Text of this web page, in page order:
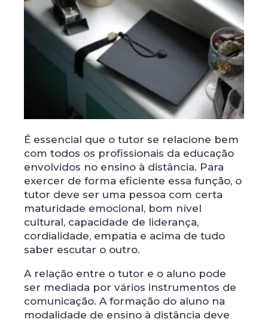
É essencial que o tutor se relacione bem
com todos os profissionais da educação
envolvidos no ensino à distância. Para
exercer de forma eficiente essa função, o
tutor deve ser uma pessoa com certa
maturidade emocional, bom nível
cultural, capacidade de liderança,
cordialidade, empatia e acima de tudo
saber escutar o outro.
A relação entre o tutor e o aluno pode
ser mediada por vários instrumentos de
comunicação. A formação do aluno na
modalidade de ensino à distância deve